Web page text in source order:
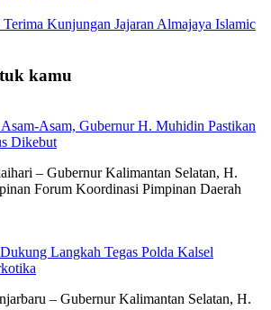
Kunjungan Jajaran Almajaya Islamic
kamu
Asam, Gubernur H. Muhidin Pastikan
Dikebut
– Gubernur Kalimantan Selatan, H.
Forum Koordinasi Pimpinan Daerah
Langkah Tegas Polda Kalsel
– Gubernur Kalimantan Selatan, H.